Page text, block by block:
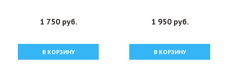
1 750 руб.
В КОРЗИНУ
1 950 руб.
В КОРЗИНУ